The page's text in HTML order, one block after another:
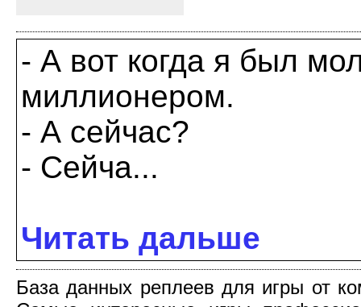
- А вот когда я был
миллионером.
- А сейчас?
- Сейча...
Читать дальше
База данных реплеев для игры от